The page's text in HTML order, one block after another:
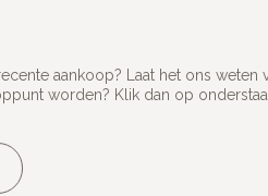
aankoop? Laat het ons weten
worden? Klik dan op